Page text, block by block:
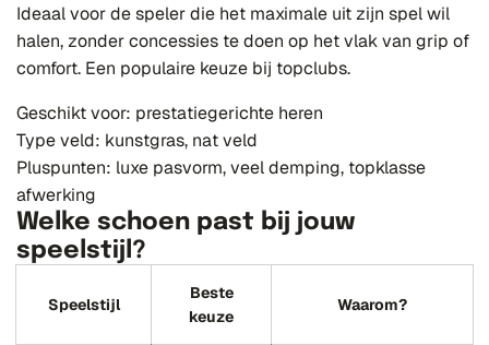
Ideaal voor de speler die het maximale uit zijn spel wil
halen, zonder concessies te doen op het vlak van grip of
comfort. Een populaire keuze bij topclubs.
Geschikt voor: prestatiegerichte heren
Type veld: kunstgras, nat veld
Pluspunten: luxe pasvorm, veel demping, topklasse
afwerking
Welke schoen past bij jouw
speelstijl?
Speelstijl
Beste
keuze
Waarom?